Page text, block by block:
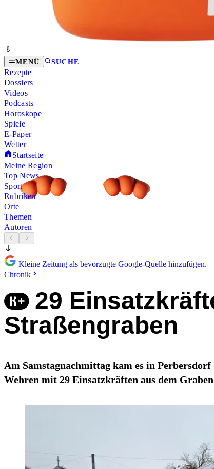
MENÜ SUCHE
Rezepte
Dossiers
Videos
Podcasts
Horoskope
Spiele
E-Paper
Wetter
Startseite
Meine Region
Top News
Sport
Rubriken
Orte
Themen
Autoren
Kleine Zeitung als bevorzugte Google-Quelle hinzufügen.
Chronik
29
Straßengraben
Am Samstagnachmittag kam es in
Wehren mit 29 Einsatzkräften aus dem